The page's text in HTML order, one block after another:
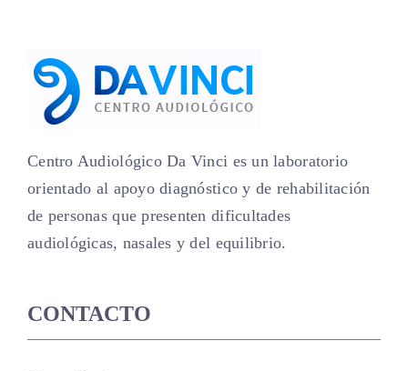
Centro Audiológico Da Vinci es un laboratorio
orientado al apoyo diagnóstico y de rehabilitación
de personas que presenten dificultades
audiológicas, nasales y del equilibrio.
CONTACTO